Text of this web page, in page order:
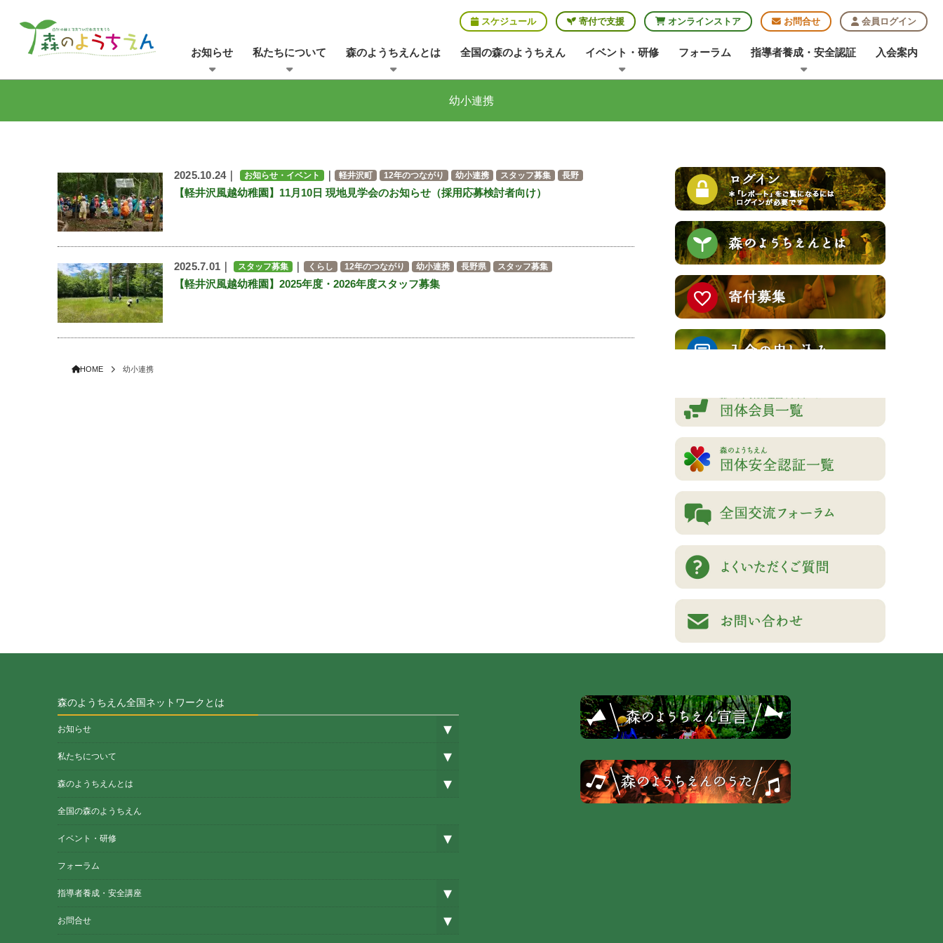
スケジュール 寄付で支援 オンラインストア お問合せ 会員ログイン
お知らせ 私たちについて 森のようちえんとは 全国の森のようちえん イベント・研修 フォーラム 指導者養成・安全認証 入会案内
幼小連携
2025.10.24｜ お知らせ・イベント ｜ 軽井沢町 12年のつながり 幼小連携 スタッフ募集 長野
【軽井沢風越幼稚園】11月10日 現地見学会のお知らせ（採用応募検討者向け）
2025.7.01｜ スタッフ募集 くらし 12年のつながり 幼小連携 長野県 スタッフ募集
【軽井沢風越幼稚園】2025年度・2026年度スタッフ募集
HOME 幼小連携
森のようちえん全国ネットワークとは
お知らせ
私たちについて
森のようちえんとは
全国の森のようちえん
イベント・研修
フォーラム
指導者養成・安全講座
お問合せ